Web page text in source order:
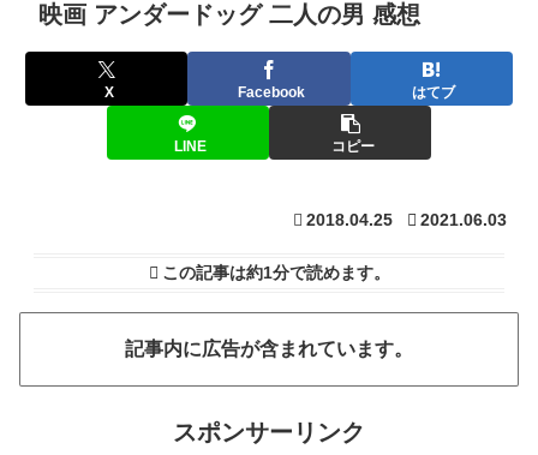
映画 アンダードッグ 二人の男 感想
X Facebook はてブ
LINE コピー
2018.04.25 2021.06.03
この記事は約1分で読めます。
記事内に広告が含まれています。
スポンサーリンク